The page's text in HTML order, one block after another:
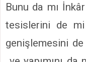
Bunu da mı
tesislerini de mi
genişlemesini